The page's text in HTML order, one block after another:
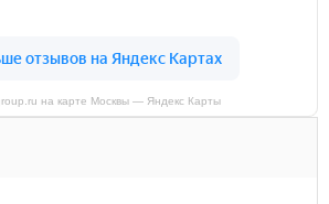
на карте Москвы — Яндекс Карты